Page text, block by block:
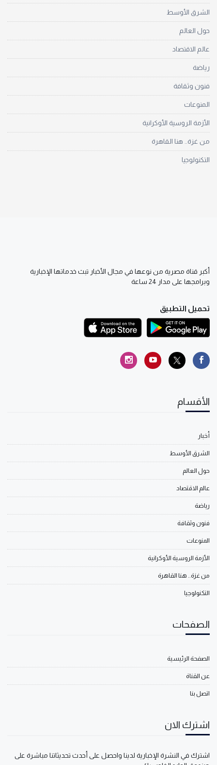
الشرق الأوسط
حول العالم
عالم الاقتصاد
رياضة
فنون وثقافة
المنوعات
الأزمة الروسية الأوكرانية
من غزة.. هنا القاهرة
التكنولوجيا
أكبر قناة مصرية من نوعها في مجال الأخبار تبث خدماتها الإخبارية
وبرامجها على مدار 24 ساعة
تحميل التطبيق
الأقسام
أخبار
الشرق الأوسط
حول العالم
عالم الاقتصاد
رياضة
فنون وثقافة
المنوعات
الأزمة الروسية الأوكرانية
من غزة.. هنا القاهرة
التكنولوجيا
الصفحات
الصفحة الرئيسية
عن القناة
اتصل بنا
اشترك الان
اشترك في النشرة الإخبارية لدينا واحصل على أحدث تحديثاتنا مباشرة على